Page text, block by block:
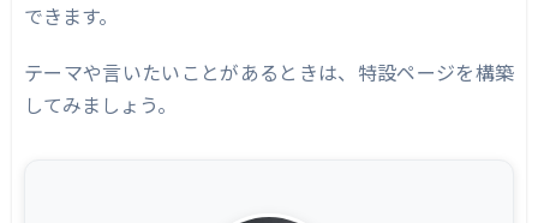
できます。
テーマや言いたいことがあるときは、特設ページを構築
してみましょう。